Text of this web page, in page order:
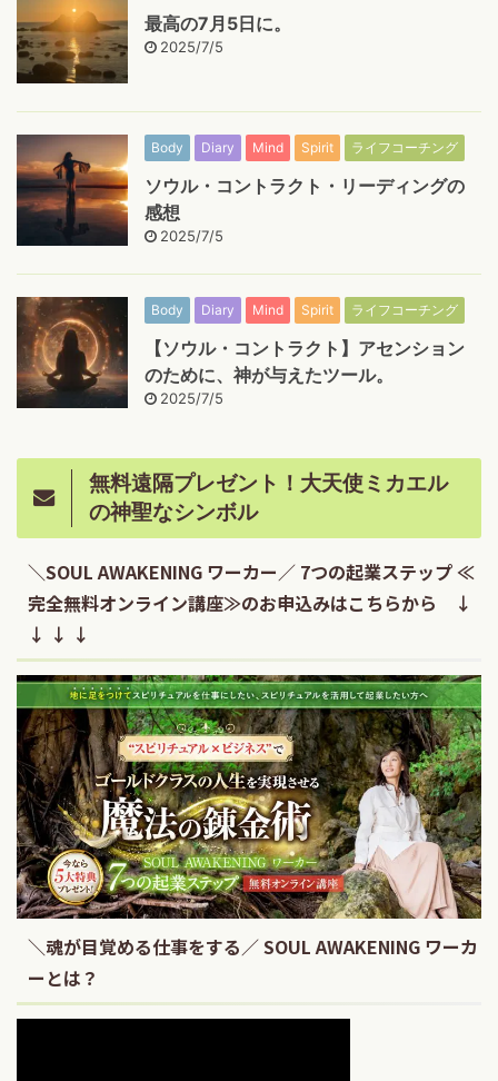
最高の7月5日に。
2025/7/5
Body Diary Mind Spirit ライフコーチング
ソウル・コントラクト・リーディングの
感想
2025/7/5
Body Diary Mind Spirit ライフコーチング
【ソウル・コントラクト】アセンション
のために、神が与えたツール。
2025/7/5
無料遠隔プレゼント！大天使ミカエル
の神聖なシンボル
＼SOUL AWAKENING ワーカー／ 7つの起業ステップ ≪
完全無料オンライン講座≫のお申込みはこちらから ↓
↓ ↓ ↓
＼魂が目覚める仕事をする／ SOUL AWAKENING ワーカ
ーとは？